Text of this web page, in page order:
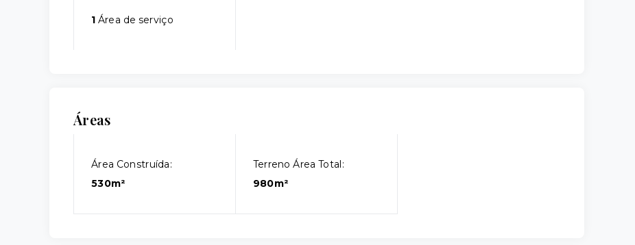
1 Área de serviço
Áreas
Área Construída:
530m²
Terreno Área Total:
980m²